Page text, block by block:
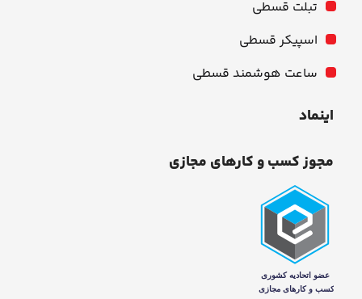
تبلت قسطی
اسپیکر قسطی
ساعت هوشمند قسطی
اینماد
مجوز کسب و کارهای مجازی